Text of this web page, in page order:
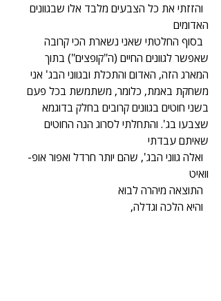
  והזזתי את כל הצבעים מלבד אלו שבגוונים
האדומים
  בסוף החלטתי שאני נשארת הכי קרובה
שאפשר לגוונים החיים (ה"קופצים") בתוך
המארג הזה, האדום והתכלת ובגווני הבג' אני
משחקת באמת, כלומר, משתמשת בכל פעם
בשני חוטים בגוונים קרובים בחלק בדוגמא
שצבעו בג'. והתחלתי לסרוג הנה החוטים
שאיתם עבדתי
  ואלה גווני הבג', שהם יותר חרדל ואפור אופ-
וואיט